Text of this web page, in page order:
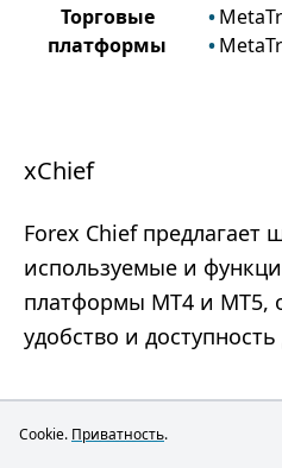
Торговые
платформы
xChief
Forex Chief предлагает
используемые и
платформы MT4 и MT5,
удобство и
Преимущества
Использование
Cookie. Приватность.